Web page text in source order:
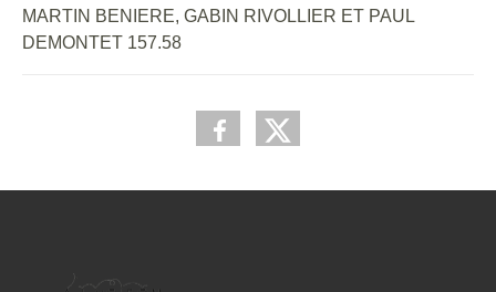
MARTIN BENIERE, GABIN RIVOLLIER ET PAUL
DEMONTET 157.58